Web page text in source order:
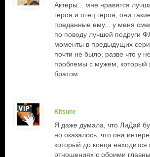
Актеры... мне нравятся
героя и отец героя, они
преданные ему... у меня
по поводу лучшей подруги
моменты в предыдущих
почти не было, разве что у
проблемы с мужем, который
братом...
Kitsune
Я даже думала, что ЛиДай
но оказалось, что она
который до конца
отношениях с обоими